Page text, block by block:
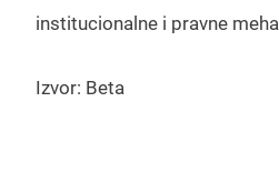
institucionalne i pravne
Izvor: Beta